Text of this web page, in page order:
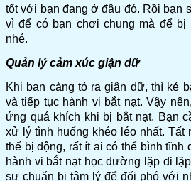
tốt với bạn đang ở đâu đó. Rồi bạn
vì để có bạn chơi chung mà để bị
nhé.
Quản lý cảm xúc giận dữ
Khi bạn càng tỏ ra giận dữ, thì kẻ
và tiếp tục hành vi bắt nạt. Vậy
ứng quá khích khi bị bắt nạt. Bạn
xử lý tình huống khéo léo nhất. Tất
thế bị động, rất ít ai có thể bình
hành vi bắt nạt học đường lặp đi
sự chuẩn bị tâm lý để đối phó với